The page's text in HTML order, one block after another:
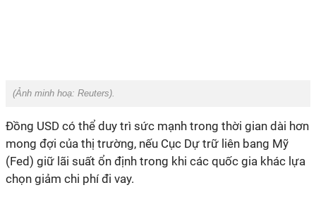
(Ảnh minh hoạ: Reuters).
Đồng USD có thể duy trì sức mạnh trong thời gian dài hơn
mong đợi của thị trường, nếu Cục Dự trữ liên bang Mỹ
(Fed) giữ lãi suất ổn định trong khi các quốc gia khác lựa
chọn giảm chi phí đi vay.